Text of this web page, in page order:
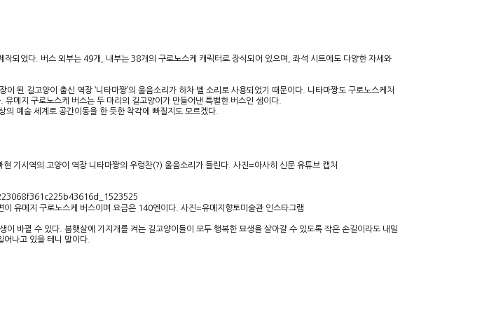
작되었다. 버스 외부는 49개, 내부는 38개의 구로노스케 캐릭터로 장식되어 있으며, 좌석 시트에도 다양한 자세와
된 길고양이 출신 역장 ‘니타마짱’의 울음소리가 하차 벨 소리로 사용되었기 때문이다. 니타마짱도 구로노스케처
메지 구로노스케 버스는 두 마리의 길고양이가 만들어낸 특별한 버스인 셈이다.
의 예술 세계로 공간이동을 한 듯한 착각에 빠질지도 모르겠다.
기시역의 고양이 역장 니타마짱의 우렁찬(?) 울음소리가 들린다. 사진=아사히 신문 유튜브 캡처
유메지 구로노스케 버스이며 요금은 140엔이다. 사진=유메지향토미술관 인스타그램
바뀔 수 있다. 봄햇살에 기지개를 켜는 길고양이들이 모두 행복한 묘생을 살아갈 수 있도록 작은 손길이라도 내밀
나고 있을 테니 말이다.